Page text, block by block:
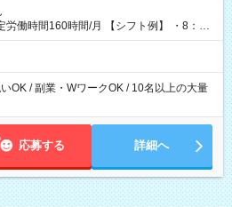
時間/月 【シフト例】 ・8：00
OK / 副業・WワークOK / 10名以上の大量
応募する 詳細へ